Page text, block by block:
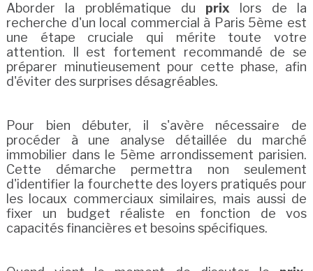
Aborder la problématique du prix lors de la
recherche d'un local commercial à Paris 5ème est
une étape cruciale qui mérite toute votre
attention. Il est fortement recommandé de se
préparer minutieusement pour cette phase, afin
d'éviter des surprises désagréables.
Pour bien débuter, il s'avère nécessaire de
procéder à une analyse détaillée du marché
immobilier dans le 5ème arrondissement parisien.
Cette démarche permettra non seulement
d'identifier la fourchette des loyers pratiqués pour
les locaux commerciaux similaires, mais aussi de
fixer un budget réaliste en fonction de vos
capacités financières et besoins spécifiques.